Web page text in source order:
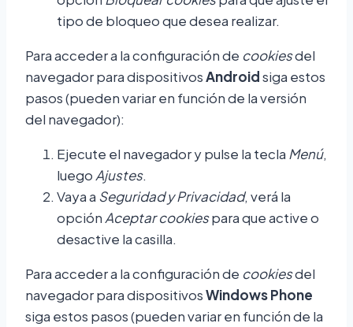
tipo de bloqueo que desea realizar.
Para acceder a la configuración de cookiesdel
navegador para dispositivosAndroidsiga estos
pasos (pueden variar en función de la versión
del navegador):
Ejecute el navegador y pulse la tecla Menú,
luego Ajustes.
Vaya a Seguridad y Privacidad, verá la
opción Aceptar cookiespara que active o
desactive la casilla.
Para acceder a la configuración de cookiesdel
navegador para dispositivosWindows Phone
siga estos pasos (pueden variar en función de la